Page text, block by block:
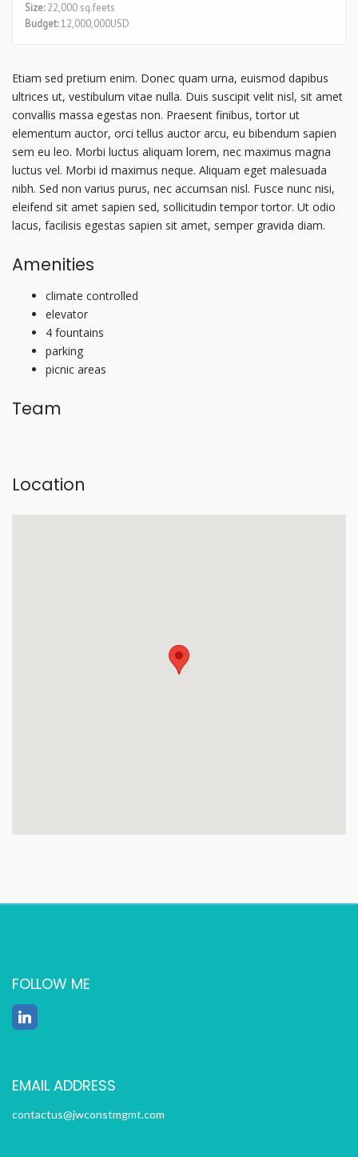
Size:22,000 sq.feets
Budget:12,000,000USD
Etiam sed pretium enim. Donec quam urna, euismod dapibus
ultrices ut, vestibulum vitae nulla. Duis suscipit velit nisl, sit amet
convallis massa egestas non. Praesent finibus, tortor ut
elementum auctor, orci tellus auctor arcu, eu bibendum sapien
sem eu leo. Morbi luctus aliquam lorem, nec maximus magna
luctus vel. Morbi id maximus neque. Aliquam eget malesuada
nibh. Sed non varius purus, nec accumsan nisl. Fusce nunc nisi,
eleifend sit amet sapien sed, sollicitudin tempor tortor. Ut odio
lacus, facilisis egestas sapien sit amet, semper gravida diam.
Amenities
climate controlled
elevator
4 fountains
parking
picnic areas
Team
Location
FOLLOW ME
EMAIL ADDRESS
contactus@jwconstmgmt.com